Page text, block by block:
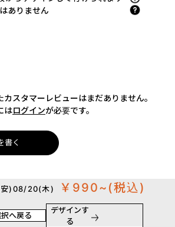
ありません
スタマーレビューはまだありません。
はログインが必要です。
書く
安)08/20(木) ￥990~ (税込)
へ戻る
デザインす
る